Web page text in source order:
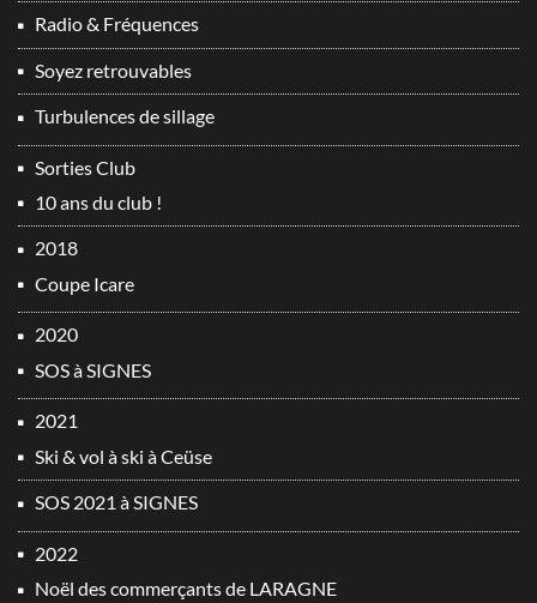
Radio & Fréquences
Soyez retrouvables
Turbulences de sillage
Sorties Club
10 ans du club !
2018
Coupe Icare
2020
SOS à SIGNES
2021
Ski & vol à ski à Ceüse
SOS 2021 à SIGNES
2022
Noël des commerçants de LARAGNE